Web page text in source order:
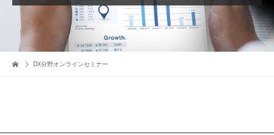
DX分野オンラインセミナー